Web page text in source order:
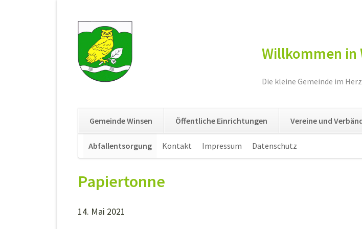
Willkommen in
Die kleine Gemeinde im
Gemeinde Winsen Öffentliche Einrichtungen Vereine und
überspringen
Abfallentsorgung Kontakt Impressum Datenschutz
Papiertonne
14. Mai 2021